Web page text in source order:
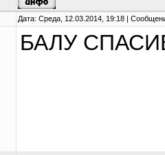
Дата: Среда, 12.03.2014, 19:18 |
БАЛУ